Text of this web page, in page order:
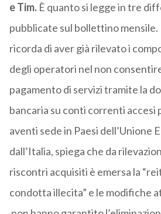
e Tim.È quanto si legge in tre
pubblicate sul bollettino mensile.
ricorda di aver già rilevato i
degli operatori nel non
pagamento di servizi tramite la
bancaria su conti correnti accesi
aventi sede in Paesi dell’Unione
dall’Italia, spiega che da
riscontri acquisiti è emersa la
condotta illecita” e le modifiche